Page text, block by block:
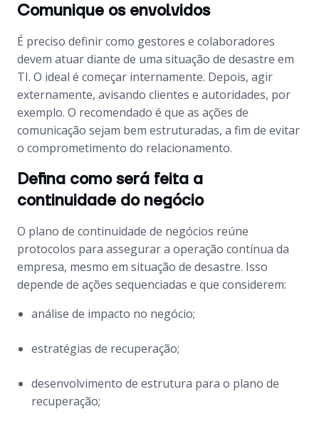
Comunique os envolvidos
É preciso definir como gestores e colaboradores
devem atuar diante de uma situação de desastre em
TI. O ideal é começar internamente. Depois, agir
externamente, avisando clientes e autoridades, por
exemplo. O recomendado é que as ações de
comunicação sejam bem estruturadas, a fim de evitar
o comprometimento do relacionamento.
Defina como será feita a
continuidade do negócio
O plano de continuidade de negócios reúne
protocolos para assegurar a operação contínua da
empresa, mesmo em situação de desastre. Isso
depende de ações sequenciadas e que considerem:
análise de impacto no negócio;
estratégias de recuperação;
desenvolvimento de estrutura para o plano de
recuperação;